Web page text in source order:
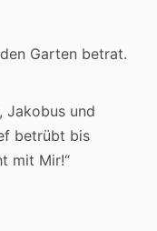
Garten betrat.
Jakobus und
betrübt bis
mit Mir!“